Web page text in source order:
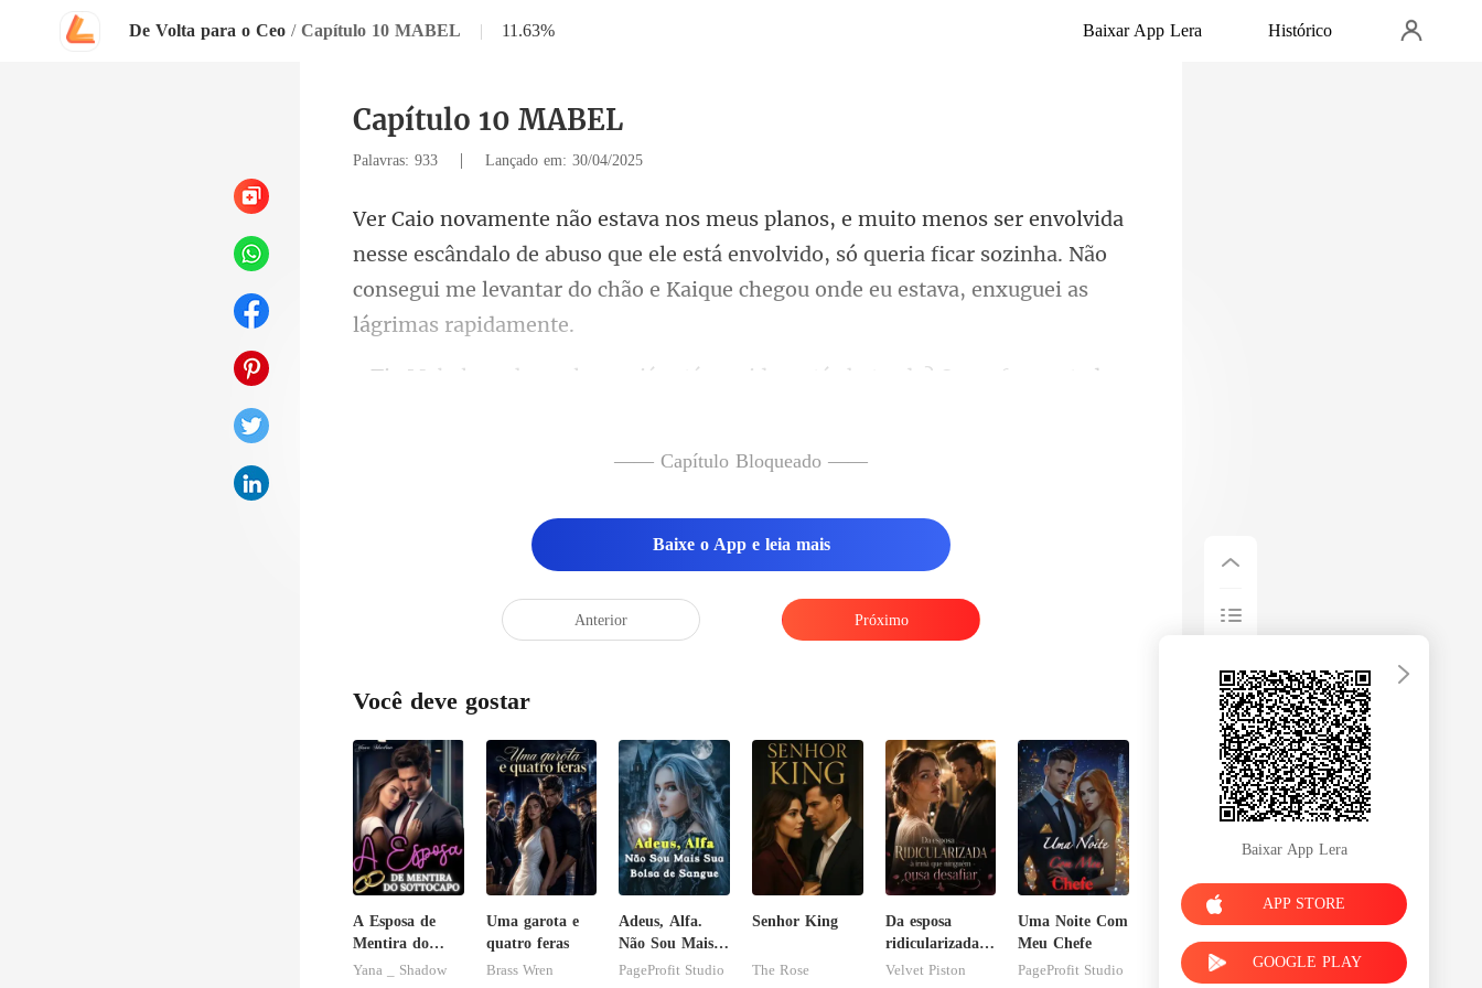
De Volta para o Ceo / Capítulo 10 MABEL | 11.63% Baixar App Lera Histórico
Capítulo 10 MABEL
Palavras: 933 | Lançado em: 30/04/2025
scândalo de abuso que ele está envolvido, só queria ficar sozinha. Não
consegui me
tá servido, está chateada? O que
—— Capítulo Bloqueado ——
Baixe o App e leia mais
Anterior Próximo
Você deve gostar
A Esposa de
Mentira do
Sottocapo
Yana _ Shadow
Uma garota e
quatro feras
Brass Wren
Adeus, Alfa.
Não Sou Mais
Sua Bolsa de
PageProfit Studio
Senhor King
The Rose
Da esposa
ridicularizada à
irmã que
Velvet Piston
Uma Noite Com
Meu Chefe
PageProfit Studio
Baixar App Lera
APP STORE
GOOGLE PLAY